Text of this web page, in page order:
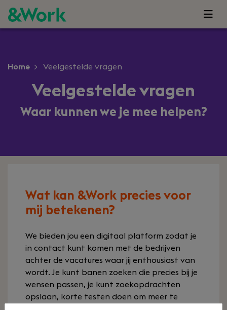
Home Veelgestelde vragen
Veelgestelde vragen
Waar kunnen we je mee helpen?
Wat kan &Work precies voor
mij betekenen?
We bieden jou een digitaal platform zodat je
in contact kunt komen met de bedrijven
achter de vacatures waar jij enthousiast van
wordt. Je kunt banen zoeken die precies bij je
wensen passen, je kunt zoekopdrachten
opslaan, korte testen doen om meer te